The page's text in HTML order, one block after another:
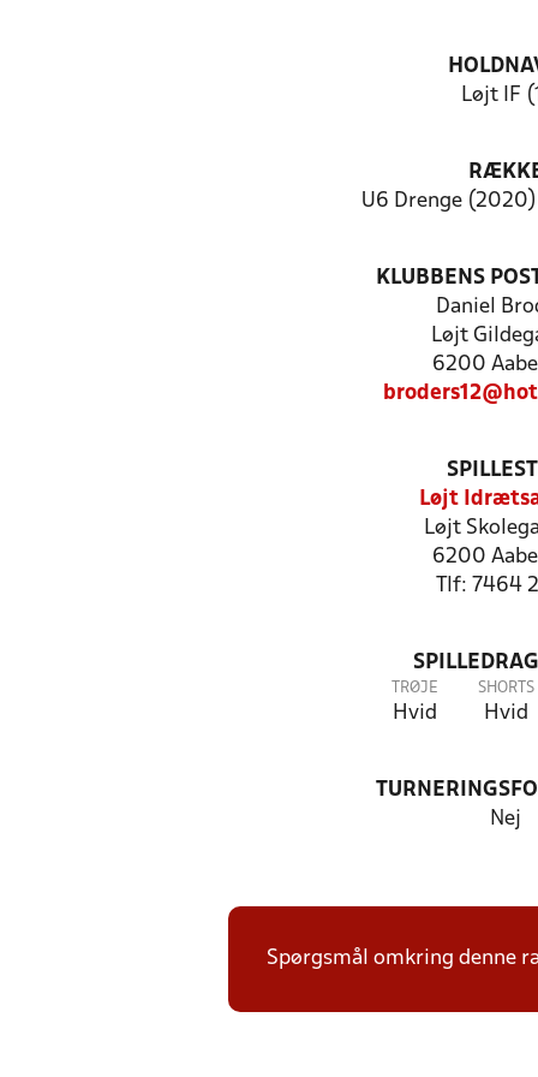
Løjt IF
U6 Drenge
KLUBBENS
Daniel
Løjt
6200
Løjt
Løjt
6200
Tlf: 7464
TRØJE
Hvid
SHORTS
Hvid
Nej
Spørgsmål omkring denne